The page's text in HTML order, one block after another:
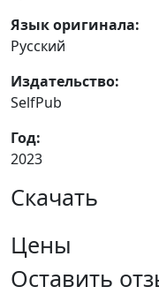
Язык оригинала:
Русский
Издательство:
SelfPub
Год:
2023
Скачать
Цены
Оставить